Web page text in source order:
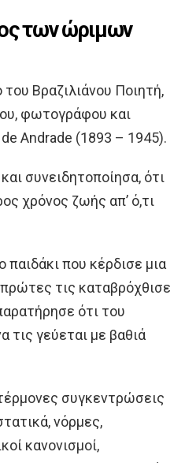
των ώριμων
Βραζιλιάνου Ποιητή,
φωτογράφου και
Andrade (1893 – 1945).
συνειδητοποίησα, ότι
χρόνος ζωής απ’ ό,τι
που κέρδισε μια
τις καταβρόχθισε
ότι του
τις γεύεται με βαθιά
συγκεντρώσεις
νόρμες,
κανονισμοί,